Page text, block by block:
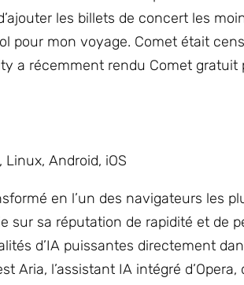
les billets de concert les
pour mon voyage. Comet était
a récemment rendu Comet gratuit
Linux, Android, iOS
en l’un des navigateurs les
sur sa réputation de rapidité et de
d’IA puissantes directement
Aria, l’assistant IA intégré